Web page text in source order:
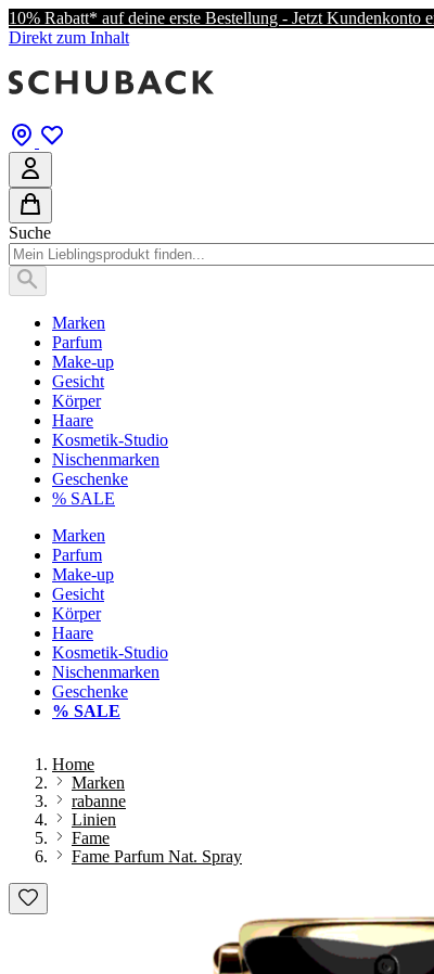
10% Rabatt* auf deine erste Bestellung - Jetzt Kundenkonto
Direkt zum Inhalt
Suche
Marken
Parfum
Make-up
Gesicht
Körper
Haare
Kosmetik-Studio
Nischenmarken
Geschenke
% SALE
Marken
Parfum
Make-up
Gesicht
Körper
Haare
Kosmetik-Studio
Nischenmarken
Geschenke
% SALE
Home
Marken
rabanne
Linien
Fame
Fame Parfum Nat. Spray